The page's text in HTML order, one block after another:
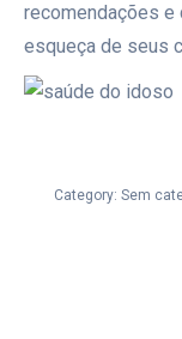
recomendações e
esqueça de seus
Category: Sem